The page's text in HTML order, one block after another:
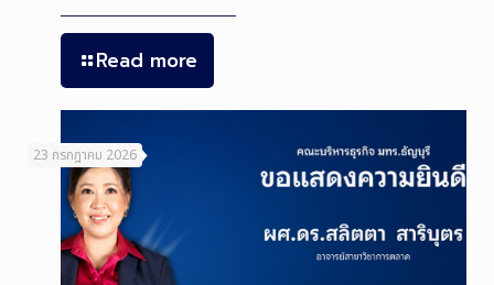
Read more
23 กรกฎาคม 2026